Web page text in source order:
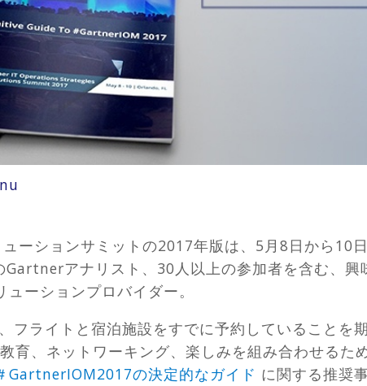
ーションサミットの2017年版は、5月8日から10
アナリスト、30人以上の参加者を含む、興
ーションプロバイダー。
フライトと宿泊施設をすでに予約していることを
育、ネットワーキング、楽しみを組み合わせるた
GartnerIOM2017の決定的なガイド に関する推奨